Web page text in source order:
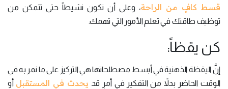
قسط كافٍ من الراحة، وعلى أن تكون نشيطاً حتى تتمكن من
توظيف طاقتك في تعلم الأمور التي تهمك.
كن يقظاً:
إنَّ اليقظة الذهنية في أبسط مصطلحاتها هي التركيز على ما نمر به في
الوقت الحاضر بدلاً من التفكير في أمرٍ قد يحدث في المستقبل أو